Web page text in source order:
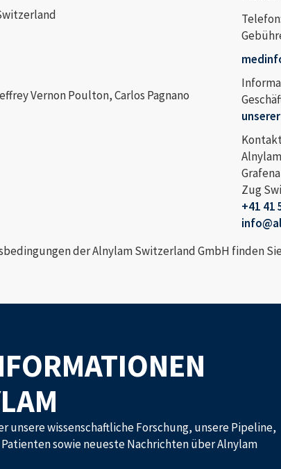
Vernon Poulton, Carlos Pagnano
Telefon:
Zug
+41 41
der Alnylam Switzerland GmbH finden
wissenschaftliche Forschung, unsere Pipeline,
sowie neueste Nachrichten über Alnylam